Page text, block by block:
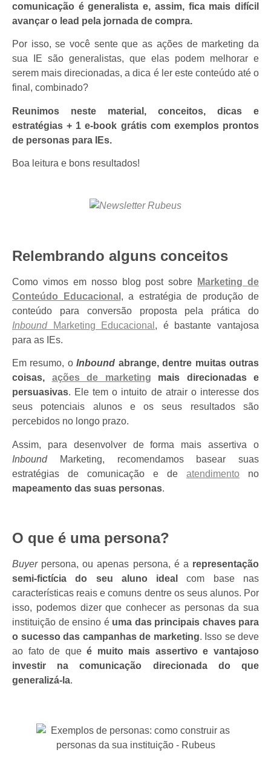
comunicação é generalista e, assim, fica mais difícil
avançar o lead pela jornada de compra.
Por isso, se você sente que as ações de marketing da
sua IE são generalistas, que elas podem melhorar e
serem mais direcionadas, a dica é ler este conteúdo até o
final, combinado?
Reunimos neste material, conceitos, dicas e
estratégias + 1 e-book grátis com exemplos prontos
de personas para IEs.
Boa leitura e bons resultados!
Relembrando alguns conceitos
Como vimos em nosso blog post sobre
Marketing de
Conteúdo Educacional , a estratégia de produção de
conteúdo para conversãoproposta pela prática do
InboundMarketing Educacional , é bastante vantajosa
para as IEs.
Em resumo, o Inbound abrange, dentre muitas outras
coisas, ações de marketing mais direcionadas e
persuasivas. Ele tem o intuito de atrair o interesse dos
seus potenciais alunos e os seus resultados são
percebidos no longo prazo.
Assim, para desenvolver de forma mais assertiva o
InboundMarketing, recomendamos basear suas
estratégias de comunicação e de atendimento no
mapeamento das suas personas.
O que é uma persona?
Buyerpersona, ou apenas persona, é a representação
semi-fictícia do seu aluno ideal
com base nas
características reais e comuns dentre os seus alunos. Por
isso, podemos dizer que conhecer as personas da sua
instituição de ensino é uma das principais chaves para
o sucesso das campanhas de marketing. Isso se deve
ao fato de queé muito mais assertivo e vantajoso
investir na comunicação direcionada do que
generalizá-la.